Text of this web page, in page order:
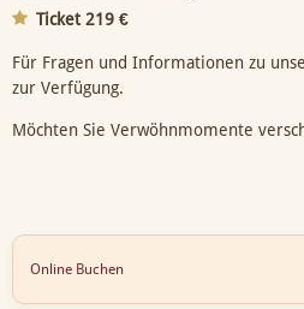
Ticket 219 €
Für Fragen und Informationen zu
zur Verfügung.
Möchten Sie Verwöhnmomente
Online Buchen